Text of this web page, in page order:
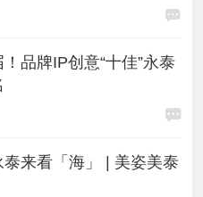
品牌IP创意“十佳”永泰
泰来看「海」 | 美姿美泰